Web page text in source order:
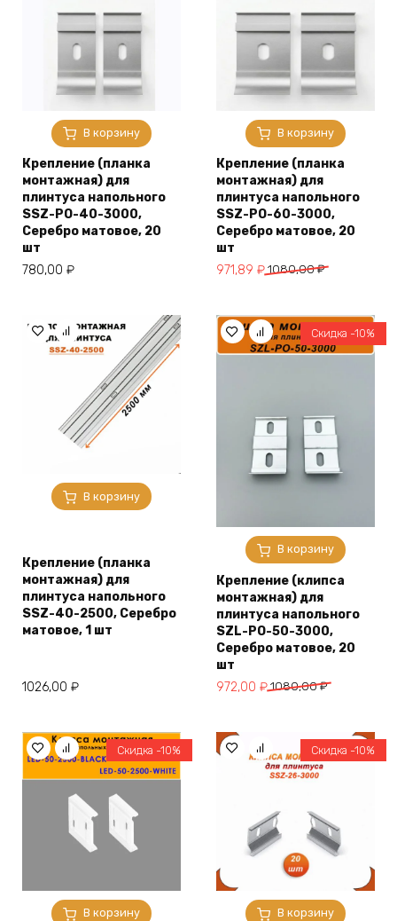
В корзину
Крепление (планка
монтажная) для
плинтуса напольного
SSZ-PO-40-3000,
Серебро матовое, 20
шт
780,00 ₽
В корзину
Крепление (планка
монтажная) для
плинтуса напольного
SSZ-PO-60-3000,
Серебро матовое, 20
шт
1080,00₽
Первоначальная
1080,00 ₽.
971,89 ₽
Текущая
В корзину
Крепление (планка
монтажная) для
плинтуса напольного
SSZ-40-2500, Серебро
матовое, 1 шт
1026,00 ₽
В корзину
Скидка -10%
Крепление (клипса
монтажная) для
плинтуса напольного
SZL-PO-50-3000,
Серебро матовое, 20
шт
1080,00₽
Первоначальная
1080,00 ₽.
972,00 ₽
Текущая
В корзину
Скидка -10%
В корзину
Скидка -10%